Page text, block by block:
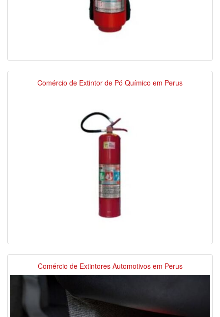
Comércio de Extintor de Pó Químico em Perus
Comércio de Extintores Automotivos em Perus